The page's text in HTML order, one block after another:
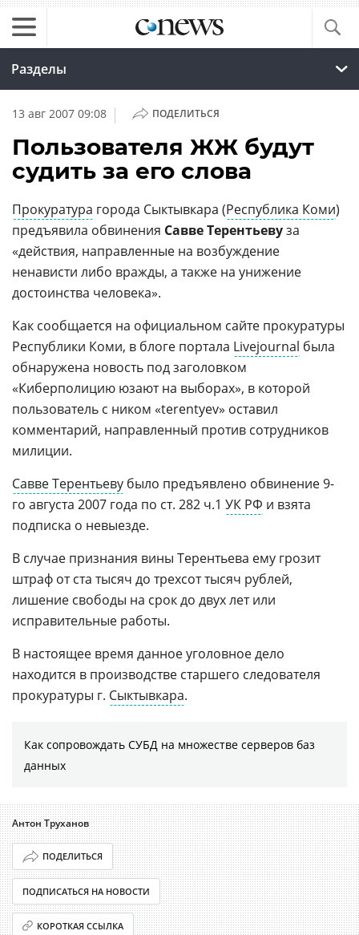
Разделы
13 авг 2007 09:08 | ПОДЕЛИТЬСЯ
Пользователя ЖЖ будут
судить за его слова
Прокуратура города Сыктывкара (Республика Коми)
предъявила обвинения Савве Терентьевуза
«действия, направленные на возбуждение
ненависти либо вражды, а также на унижение
достоинства человека».
Как сообщается на официальном сайте прокуратуры
Республики Коми, в блоге портала Livejournal была
обнаружена новость под заголовком
«Киберполицию юзают на выборах», в которой
пользователь с ником «terentyev» оставил
комментарий, направленный против сотрудников
милиции.
Савве Терентьеву было предъявлено обвинение 9-
го августа 2007 года по ст. 282 ч.1 УК РФ и взята
подписка о невыезде.
В случае признания вины Терентьева ему грозит
штраф от ста тысяч до трехсот тысяч рублей,
лишение свободы на срок до двух лет или
исправительные работы.
В настоящее время данное уголовное дело
находится в производстве старшего следователя
прокуратуры г. Сыктывкара.
Как сопровождать СУБД на множестве серверов баз
данных
Антон Труханов
ПОДЕЛИТЬСЯ
ПОДПИСАТЬСЯ НА НОВОСТИ
КОРОТКАЯ ССЫЛКА